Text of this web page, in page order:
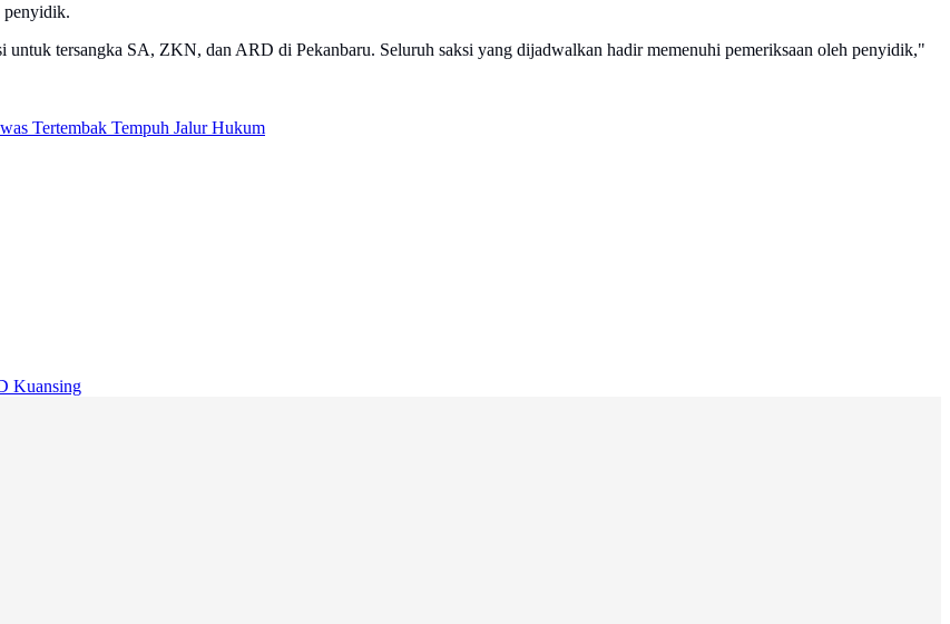
penyidik.
tersangka SA, ZKN, dan ARD di Pekanbaru. Seluruh saksi yang dijadwalkan hadir memenuhi pemeriksaan oleh penyidik,"
Tertembak Tempuh Jalur Hukum
Kuansing